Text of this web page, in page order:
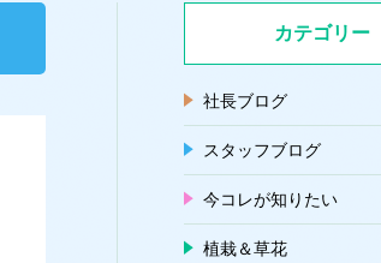
カテゴリー
社長ブログ
スタッフブログ
今コレが知りたい
植栽＆草花